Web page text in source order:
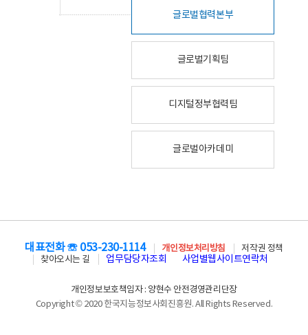
글로벌협력본부
글로벌기획팀
디지털정부협력팀
글로벌아카데미
대표전화 ☏ 053-230-1114 개인정보처리방침
저작권 정책
찾아오시는 길
업무담당자조회 사업별웹사이트연락처
개인정보보호책임자 : 양현수 안전경영관리단장
Copyright © 2020 한국지능정보사회진흥원. All Rights Reserved.